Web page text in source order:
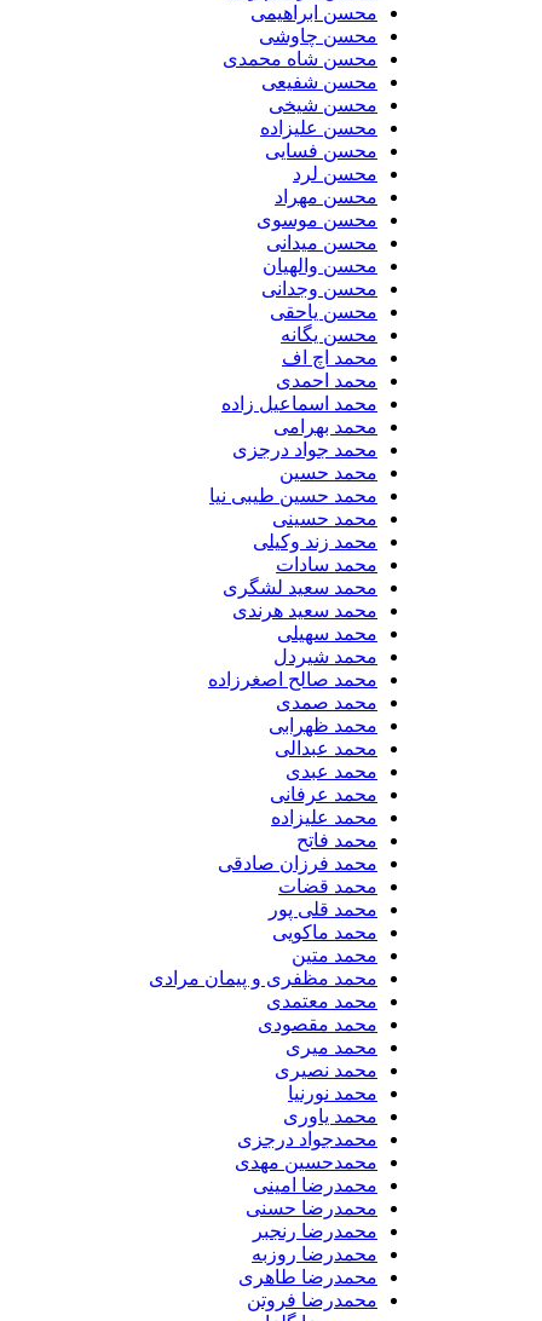
محسن ابراهیمی
محسن چاوشی
محسن شاه محمدی
محسن شفیعی
محسن شیخی
محسن علیزاده
محسن فسایی
محسن لرد
محسن مهراد
محسن موسوی
محسن میدانی
محسن والهیان
محسن وجدانی
محسن یاحقی
محسن یگانه
محمد اچ اف
محمد احمدی
محمد اسماعیل زاده
محمد بهرامی
محمد جواد درجزی
محمد حسین
محمد حسین طیبی نیا
محمد حسینی
محمد زند وکیلی
محمد سادات
محمد سعید لشگری
محمد سعید هرندی
محمد سهیلی
​محمد شیردل
محمد صالح اصغرزاده
محمد صمدی
محمد ظهرابی
محمد عبدالی
محمد عبدی
محمد عرفانی
محمد علیزاده
محمد فاتح
محمد فرزان صادقی
محمد قضات
محمد قلی پور
محمد ماکویی
محمد متین
محمد مظفری و پیمان مرادی
محمد معتمدی
محمد مقصودی
محمد میری
محمد نصیری
محمد نورنیا
محمد یاوری
محمدجواد درجزی
محمدحسین مهدی
محمدرضا امینی
محمدرضا حسنی
محمدرضا رنجبر
محمدرضا روزبه
محمدرضا طاهری
محمدرضا فروتن